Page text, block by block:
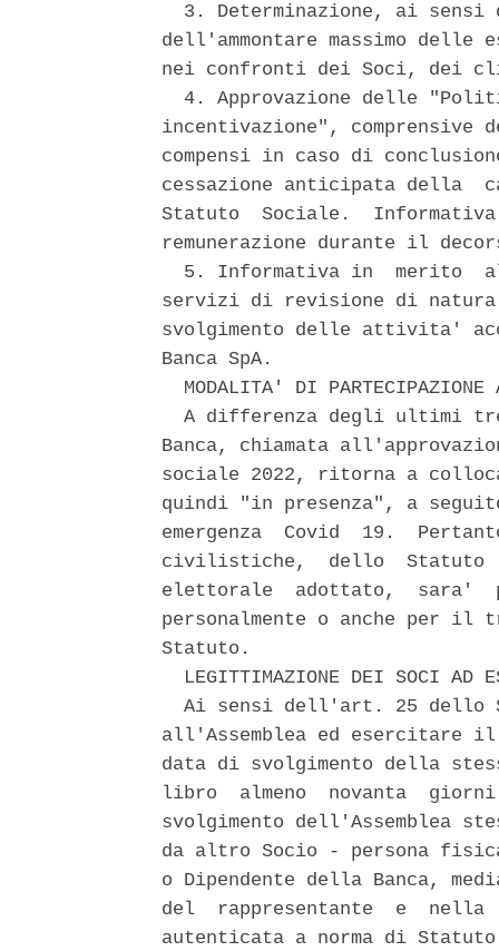
3. Determinazione, ai sensi
dell'ammontare massimo delle
nei confronti dei Soci, dei
4. Approvazione delle
incentivazione",
compensi in caso di
cessazione anticipata
Statuto  Sociale.
remunerazione durante il
5. Informativa in  merito
servizi di revisione di
svolgimento delle attivita'
Banca SpA.
MODALITA' DI
A differenza degli ultimi
Banca, chiamata
sociale 2022, ritorna a
quindi "in presenza", a
emergenza  Covid  19.
civilistiche,  dello  Statuto  e
elettorale  adottato,  sara'
personalmente o anche per
Statuto.
LEGITTIMAZIONE DEI SOCI AD
Ai sensi dell'art. 25 dello
all'Assemblea ed
data di svolgimento della
libro  almeno  novanta
svolgimento dell'Assemblea
da altro Socio - persona
o Dipendente della Banca,
del  rappresentante  e
autenticata a norma di